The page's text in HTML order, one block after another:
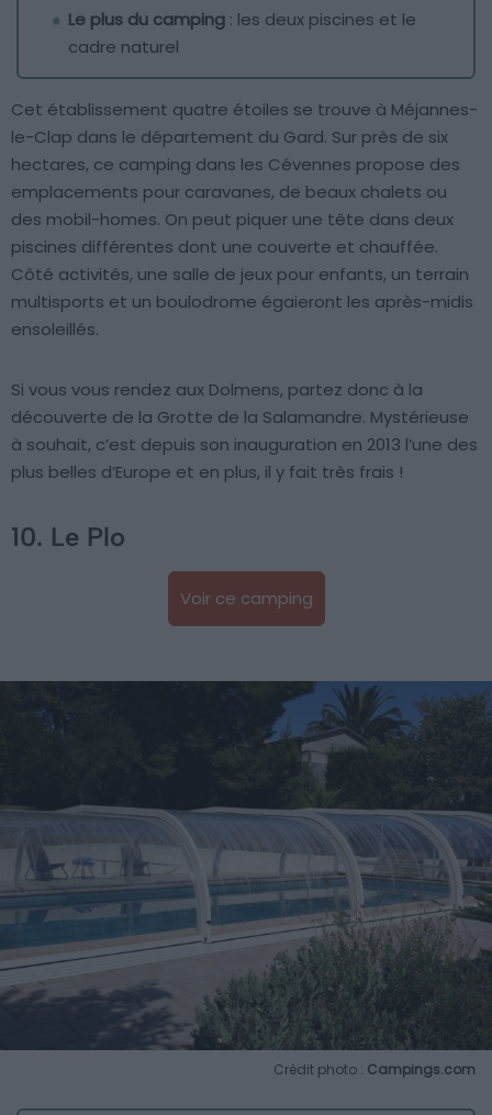
Le plus du camping : les deux piscines et le
cadre naturel
Cet établissement quatre étoiles se trouve à Méjannes-
le-Clap dans le département du Gard. Sur près de six
hectares, ce camping dans les Cévennes propose des
emplacements pour caravanes, de beaux chalets ou
des mobil-homes. On peut piquer une tête dans deux
piscines différentes dont une couverte et chauffée.
Côté activités, une salle de jeux pour enfants, un terrain
multisports et un boulodrome égaieront les après-midis
ensoleillés.
Si vous vous rendez aux Dolmens, partez donc à la
découverte de la Grotte de la Salamandre. Mystérieuse
à souhait, c’est depuis son inauguration en 2013 l’une des
plus belles d’Europe et en plus, il y fait très frais !
10. Le Plo
Voir ce camping
Crédit photo : Campings.com